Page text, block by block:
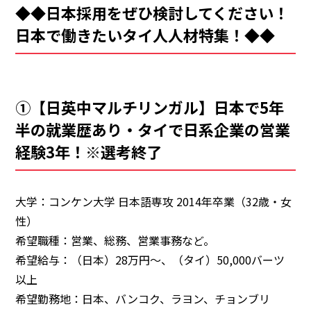
◆◆日本採用をぜひ検討してください！
日本で働きたいタイ人人材特集！◆◆
①【日英中マルチリンガル】日本で5年
半の就業歴あり・タイで日系企業の営業
経験3年！※選考終了
大学：コンケン大学 日本語専攻 2014年卒業（32歳・女
性）
希望職種：営業、総務、営業事務など。
希望給与：（日本）28万円～、（タイ）50,000バーツ
以上
希望勤務地：日本、バンコク、ラヨン、チョンブリ